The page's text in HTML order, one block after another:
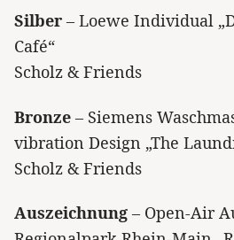
Silber – Loewe Individual
Café“
Scholz & Friends
Bronze – Siemens
vibration Design „The
Scholz & Friends
Auszeichnung – Open-Air